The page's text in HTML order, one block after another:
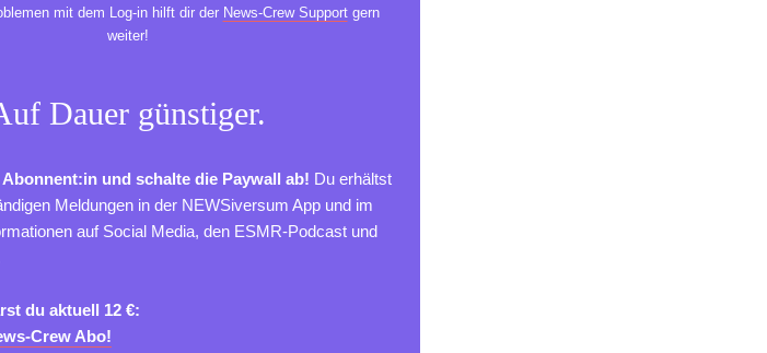
mit dem Log-in hilft dir der News-Crew Supportgern
weiter!
Dauer günstiger.
und schalte die Paywall ab! Du erhältst
Meldungen in der NEWSiversum App und im
auf Social Media, den ESMR-Podcast und
du aktuell 12 €:
Crew Abo!